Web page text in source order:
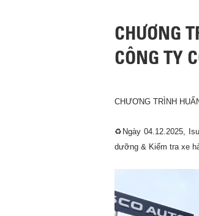
CHƯƠNG
CÔNG TY
CHƯƠNG TRÌNH
♻️Ngày 04.12.2025,
dưỡng & Kiểm tra xe